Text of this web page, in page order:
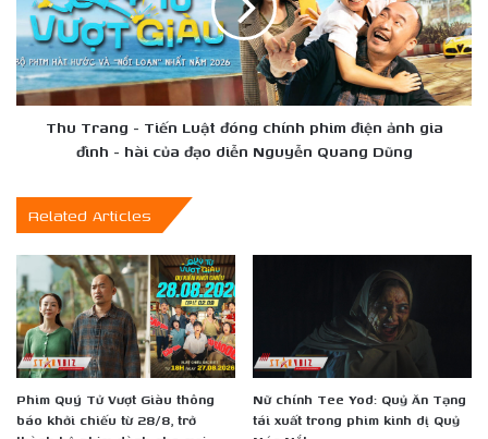
Luật
đóng
chính
phim
điện
-
hài
diễn
Nguyễn
Quang
Dũng
Thu Trang - Tiến Luật đóng chính phim điện ảnh gia
đình - hài của đạo diễn Nguyễn Quang Dũng
Related Articles
Phim Quý Tử Vượt Giàu thông
báo khởi chiếu từ 28/8, trở
Nữ chính Tee Yod: Quỷ Ăn Tạng
tái xuất trong phim kinh dị Quỷ